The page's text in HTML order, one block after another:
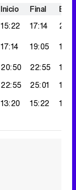
Inicio Final
15:22 17:14
17:14 19:05
20:50 22:55
22:55 25:01
13:20 15:22